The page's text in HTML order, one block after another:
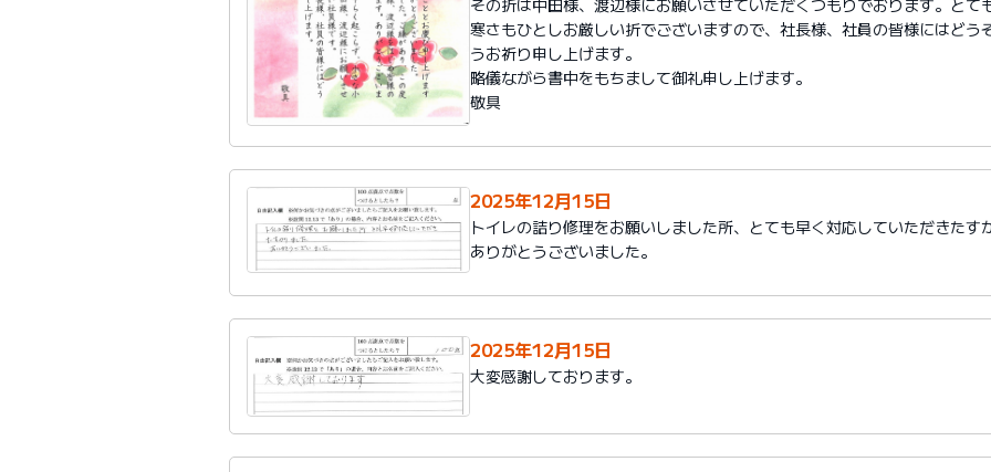
寒さもひとしお厳しい折でございますので、社長様、社員の皆様にはどう
うお祈り申し上げます。
略儀ながら書中をもちまして御礼申し上げます。
敬具
2025年12月15日
トイレの詰り修理をお願いしました所、とても早く対応していただきたす
ありがとうございました。
2025年12月15日
大変感謝しております。